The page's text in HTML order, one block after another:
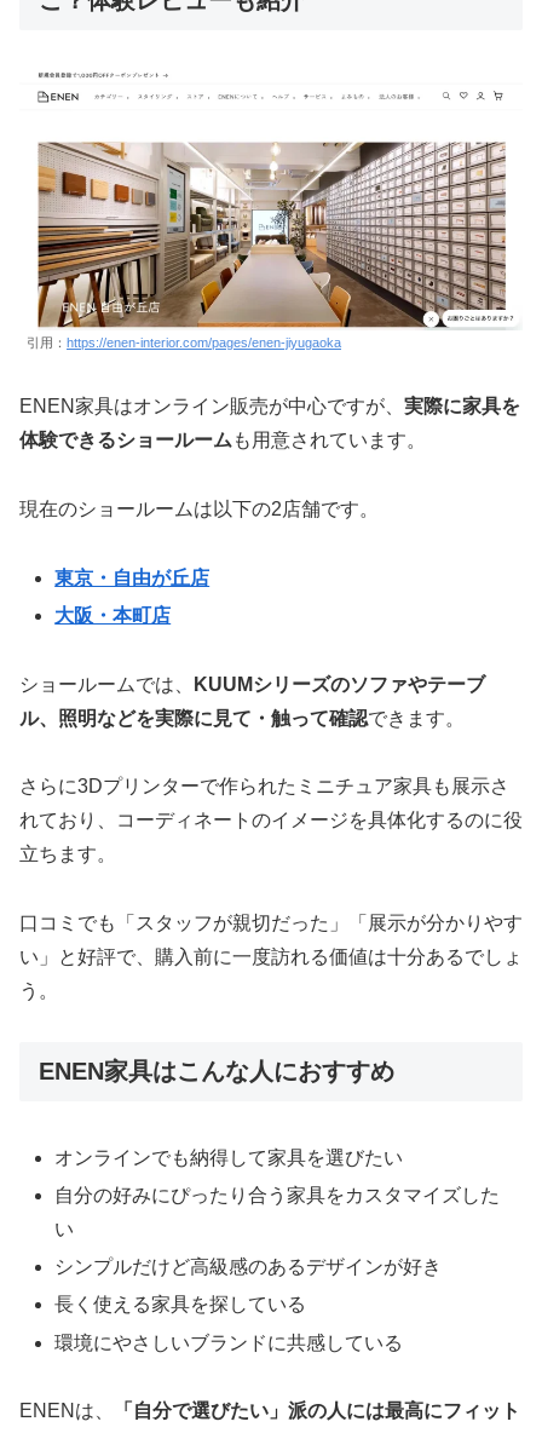
引用： https://enen-interior.com/pages/enen-jiyugaoka
ENEN家具はオンライン販売が中心ですが、 実際に家具を
体験できるショールーム も用意されています。
現在のショールームは以下の2店舗です。
東京・自由が丘店
大阪・本町店
ショールームでは、
KUUMシリーズのソファやテーブ
ル、照明などを実際に見て・触って確認できます。
さらに3Dプリンターで作られたミニチュア家具も展示さ
れており、コーディネートのイメージを具体化するのに役
立ちます。
口コミでも「スタッフが親切だった」「展示が分かりやす
い」と好評で、購入前に一度訪れる価値は十分あるでしょ
う。
ENEN家具はこんな人におすすめ
オンラインでも納得して家具を選びたい
自分の好みにぴったり合う家具をカスタマイズした
い
シンプルだけど高級感のあるデザインが好き
長く使える家具を探している
環境にやさしいブランドに共感している
ENENは、
「自分で選びたい」派の人には最高にフィット